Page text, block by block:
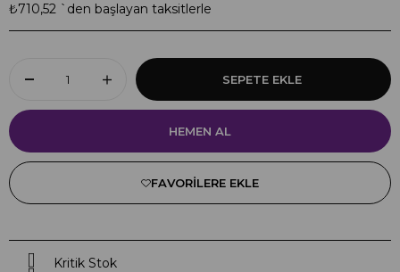
₺710,52 `den başlayan taksitlerle
FAVORILERE EKLE
Kritik Stok